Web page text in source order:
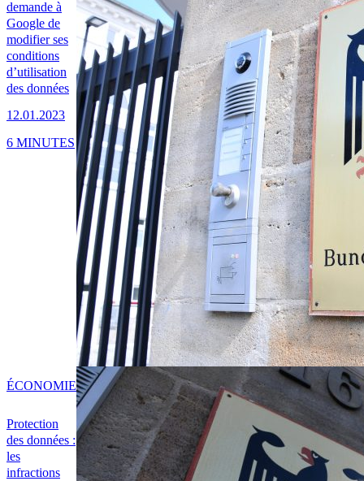
demande à
Google de
modifier ses
conditions
d’utilisation
des données
12.01.2023
6 MINUTES
Protection
des données :
les
infractions
ÉCONOMIE